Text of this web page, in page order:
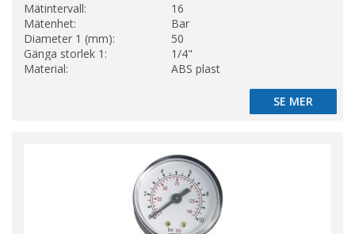
Mätintervall:
16
Mätenhet:
Bar
Diameter 1 (mm):
50
Gänga storlek 1:
1/4"
Material:
ABS plast
SE MER
SE MER